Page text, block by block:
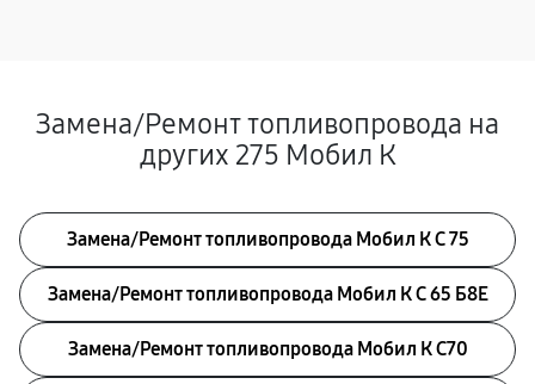
Замена/Pемонт топливопровода на
других 275 Мобил К
Замена/Pемонт топливопровода Мобил К С 75
Замена/Pемонт топливопровода Мобил К С 65 Б8Е
Замена/Pемонт топливопровода Мобил К С70